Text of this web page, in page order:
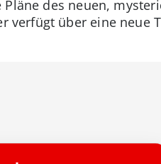
des neuen,
verfügt über eine neue